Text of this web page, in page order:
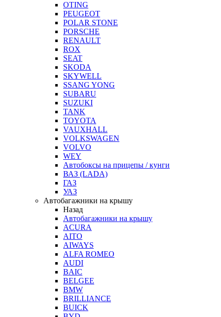
OTING
PEUGEOT
POLAR STONE
PORSCHE
RENAULT
ROX
SEAT
SKODA
SKYWELL
SSANG YONG
SUBARU
SUZUKI
TANK
TOYOTA
VAUXHALL
VOLKSWAGEN
VOLVO
WEY
Автобоксы на прицепы / кунги
ВАЗ (LADA)
ГАЗ
УАЗ
Автобагажники на крышу
Назад
Автобагажники на крышу
ACURA
AITO
AIWAYS
ALFA ROMEO
AUDI
BAIC
BELGEE
BMW
BRILLIANCE
BUICK